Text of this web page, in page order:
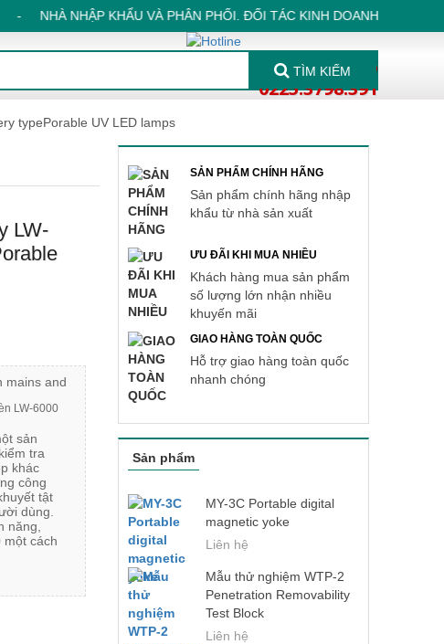
NHẬP KHẨU VÀ PHÂN PHỐI. ĐỐI TÁC KINH DOANH TIN CẬY
037 3219 555
0225.3798.391
TÌM KIẾM
typePorable UV LED lamps
LW-
mains and
LW-6000
sản
tra
khác
công
tật
dùng.
năng,
một cách
SẢN PHẨM CHÍNH HÃNG
Sản phẩm chính hãng nhập
khẩu từ nhà sản xuất
ƯU ĐÃI KHI MUA NHIỀU
Khách hàng mua sản phẩm
số lượng lớn nhận nhiều
khuyến mãi
GIAO HÀNG TOÀN QUỐC
Hỗ trợ giao hàng toàn quốc
nhanh chóng
Sản phẩm
MY-3C Portable digital
magnetic yoke
Liên hệ
Mẫu thử nghiệm WTP-2
Penetration Removability
Test Block
Liên hệ